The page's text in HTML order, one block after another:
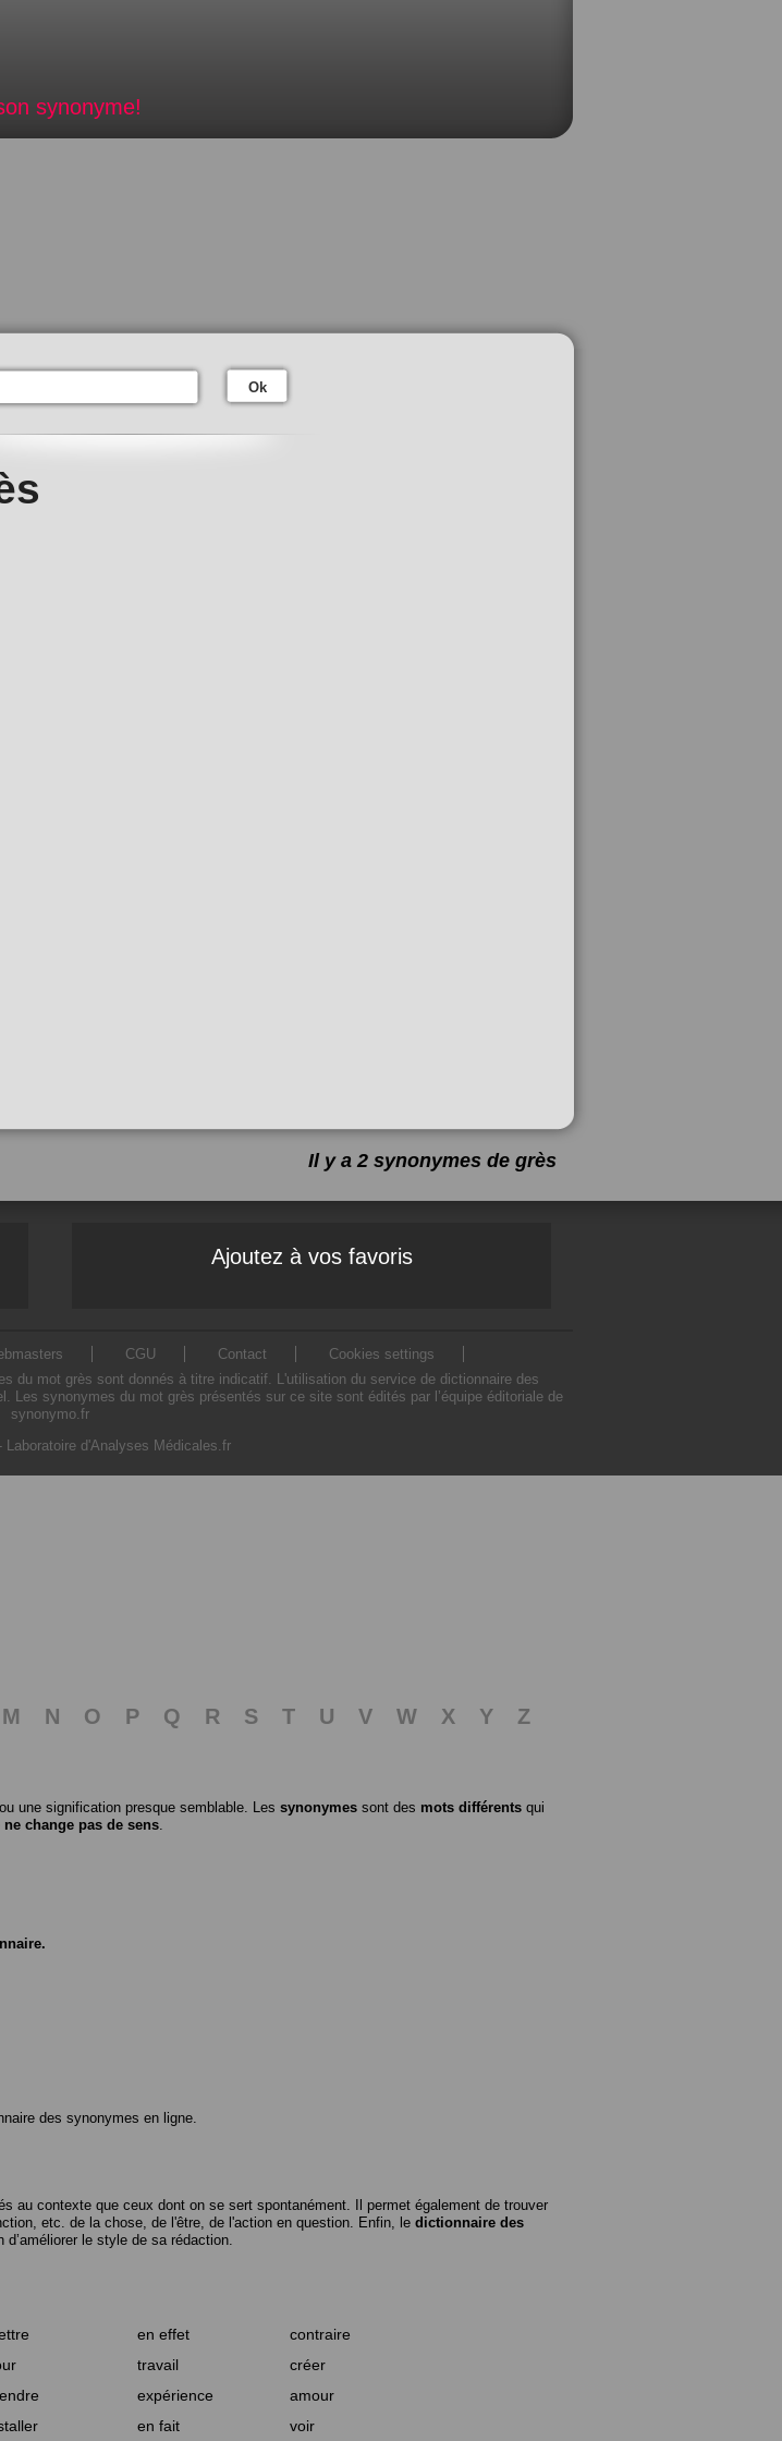
synonyme!
Ok
Il y a 2 synonymes de grès
Ajoutez à vos favoris
CGU Contact
Cookies settings
du mot grès sont donnés à titre indicatif. L'utilisation du service de dictionnaire des
synonymes du mot grès présentés sur ce site sont édités par l’équipe éditoriale de
synonymo.fr
- Laboratoire d'Analyses Médicales.fr
M N O P Q R S T U V W X Y
Z
une signification presque semblable. Les synonymes sont des mots différents qui
ne change pas de sens
des synonymes en ligne.
au contexte que ceux dont on se sert spontanément. Il permet également de trouver
etc. de la chose, de l'être, de l'action en question. Enfin, le dictionnaire des
le style de sa rédaction.
en effet
contraire
travail
créer
expérience
amour
en fait voir